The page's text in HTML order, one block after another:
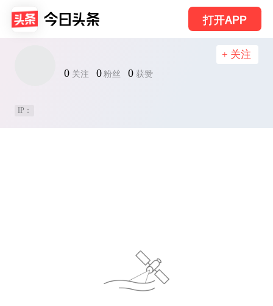
打开APP
0 关注 0 粉丝 0 获赞
+ 关注
IP：